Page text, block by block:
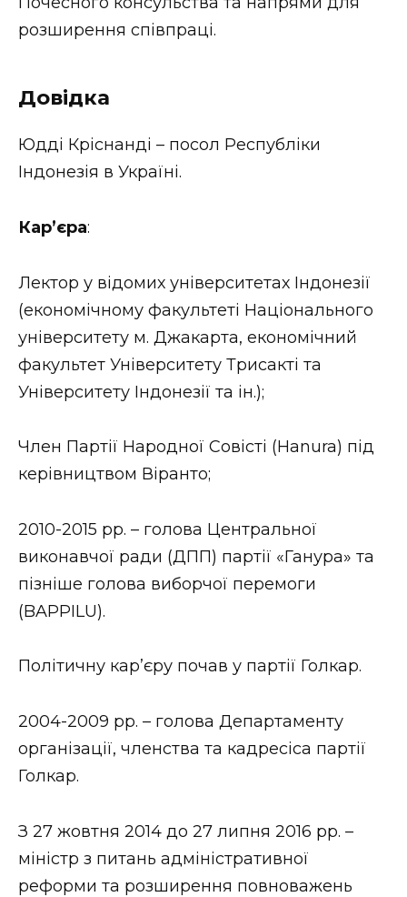
розширення співпраці.
Довідка
Юдді Кріснанді – посол Республіки
Індонезія в Україні.
Кар’єра:
Лектор у відомих університетах Індонезії
(економічному факультеті Національного
університету м. Джакарта, економічний
факультет Університету Трисакті та
Університету Індонезії та ін.);
Член Партії Народної Совісті (Hanura) під
керівництвом Віранто;
2010-2015 рр. – голова Центральної
виконавчої ради (ДПП) партії «Ганура» та
пізніше голова виборчої перемоги
(BAPPILU).
Політичну кар’єру почав у партії Голкар.
2004-2009 рр. – голова Департаменту
організації, членства та кадресіса партії
Голкар.
З 27 жовтня 2014 до 27 липня 2016 рр. –
міністр з питань адміністративної
реформи та розширення повноважень